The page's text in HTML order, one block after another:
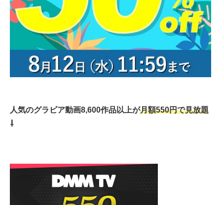
人気のグラビア動画8,600作品以上が月額550円で見放題